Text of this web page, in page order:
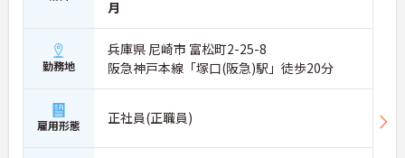
月
勤務地
兵庫県 尼崎市 富松町2-25-8
阪急神戸本線「塚口(阪急)駅」徒歩20分
雇用形態 正社員(正職員)